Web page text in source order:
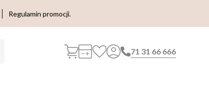
Regulamin promocji.
71 31 66 666